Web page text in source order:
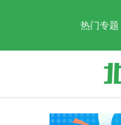
热门专题